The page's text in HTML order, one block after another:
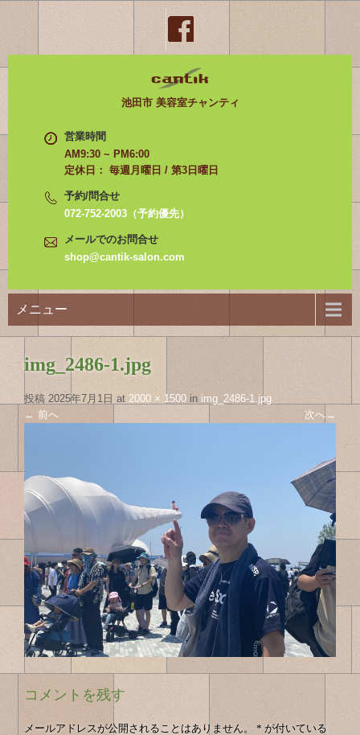
池田市 美容室チャンティ
営業時間
AM9:30 ~ PM6:00
定休日： 毎週月曜日 / 第3日曜日
予約/問合せ
072-752-2003（予約優先）
メールでのお問合せ
shop@cantik-salon.com
メニュー
img_2486-1.jpg
投稿2025年7月1日 at 2000 × 1500 in img_2486-1.jpg
← 前へ 次へ→
コメントを残す
メールアドレスが公開されることはありません。 *が付いている